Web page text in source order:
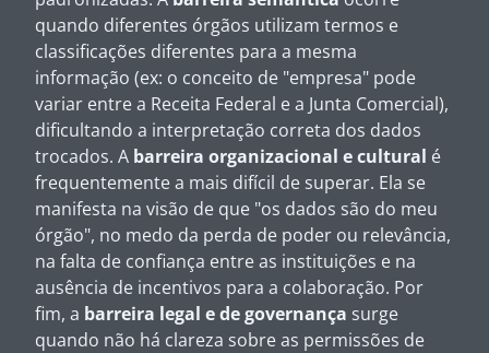
quando diferentes órgãos utilizam termos e
classificações diferentes para a mesma
informação (ex: o conceito de "empresa" pode
variar entre a Receita Federal e a Junta Comercial),
dificultando a interpretação correta dos dados
trocados. A barreira organizacional e cultural é
frequentemente a mais difícil de superar. Ela se
manifesta na visão de que "os dados são do meu
órgão", no medo da perda de poder ou relevância,
na falta de confiança entre as instituições e na
ausência de incentivos para a colaboração. Por
fim, a barreira legal e de governança surge
quando não há clareza sobre as permissões de